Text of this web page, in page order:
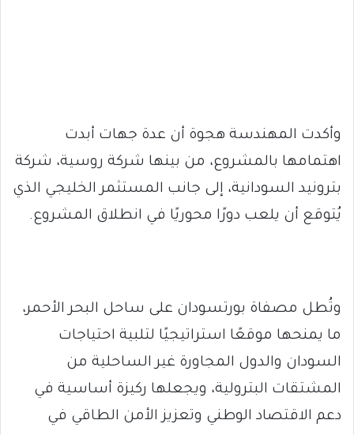
وأكدت المهندسة هجوة أن عدة جهات أبدت
اهتمامها بالمشروع، من بينها شركة روسية، شركة
بترونيد السودانية، إلى جانب المستثمر الخليجي الذي
يُتوقع أن يلعب دورًا محوريًا في انطلاق المشروع.
وتُطل مصفاة بورتسودان على ساحل البحر الأحمر،
ما يمنحها موقعًا استراتيجيًا لتلبية احتياجات
السودان والدول المجاورة غير الساحلية من
المشتقات البترولية، ويجعلها ركيزة أساسية في
دعم الاقتصاد الوطني وتعزيز الأمن الطاقي في